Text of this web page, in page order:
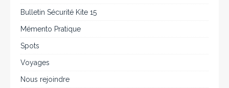
Bulletin Sécurité Kite 15
Mémento Pratique
Spots
Voyages
Nous rejoindre